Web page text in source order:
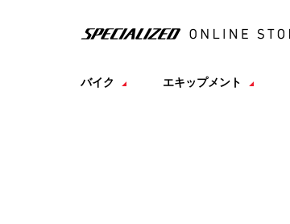
バイク エキップメント